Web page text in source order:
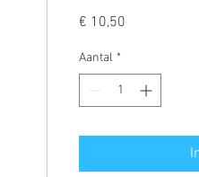
€ 10,50
Aantal *